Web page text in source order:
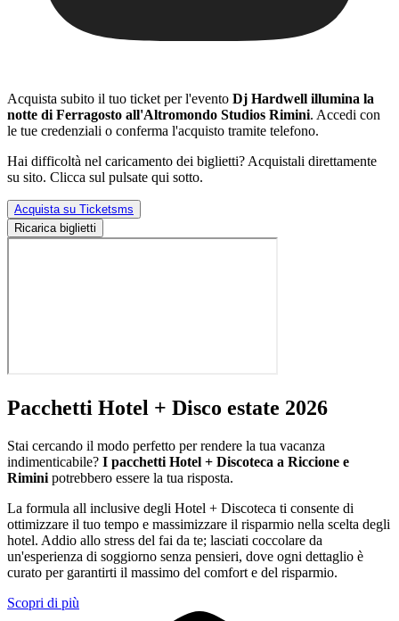
Acquista subito il tuo ticket per l'evento Dj Hardwell illumina la
notte di Ferragosto all'Altromondo Studios Rimini. Accedi con
le tue credenziali o conferma l'acquisto tramite telefono.
Hai difficoltà nel caricamento dei biglietti? Acquistali direttamente
su sito. Clicca sul pulsate qui sotto.
Acquista su Ticketsms
Ricarica biglietti
Pacchetti Hotel + Disco estate 2026
Stai cercando il modo perfetto per rendere la tua vacanza
indimenticabile? I pacchetti Hotel + Discoteca a Riccione e
Rimini potrebbero essere la tua risposta.
La formula all inclusive degli Hotel + Discoteca ti consente di
ottimizzare il tuo tempo e massimizzare il risparmio nella scelta degli
hotel. Addio allo stress del fai da te; lasciati coccolare da
un'esperienza di soggiorno senza pensieri, dove ogni dettaglio è
curato per garantirti il massimo del comfort e del risparmio.
Scopri di più